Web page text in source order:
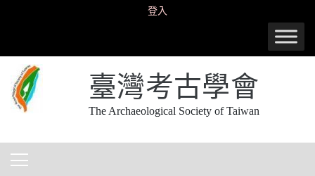
登入
臺灣考古學會
The Archaeological Society of Taiwan